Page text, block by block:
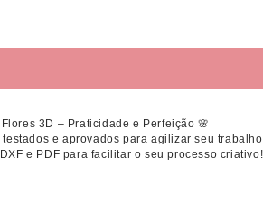
3D – Praticidade e Perfeição 🌸
e aprovados para agilizar seu
e PDF para facilitar o seu processo criativo!